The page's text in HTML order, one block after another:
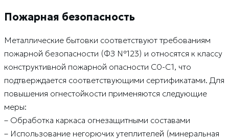
Пожарная безопасность
Металлические бытовки соответствуют требованиям
пожарной безопасности (ФЗ №123) и относятся к классу
конструктивной пожарной опасности С0-С1, что
подтверждается соответствующими сертификатами. Для
повышения огнестойкости применяются следующие
меры:
– Обработка каркаса огнезащитными составами
– Использование негорючих утеплителей (минеральная